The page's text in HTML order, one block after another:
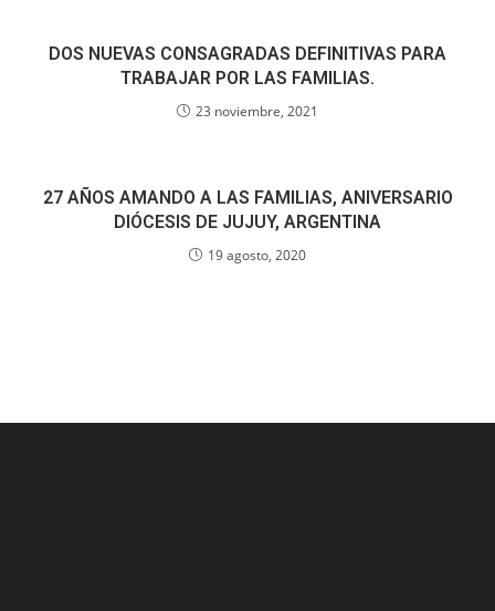
DOS NUEVAS CONSAGRADAS DEFINITIVAS PARA
TRABAJAR POR LAS FAMILIAS.
23 noviembre, 2021
27 AÑOS AMANDO A LAS FAMILIAS, ANIVERSARIO
DIÓCESIS DE JUJUY, ARGENTINA
19 agosto, 2020